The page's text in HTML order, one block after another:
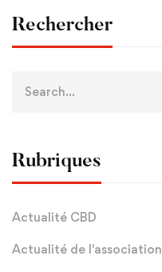
Rechercher
Rubriques
Actualité CBD
Actualité de l'association